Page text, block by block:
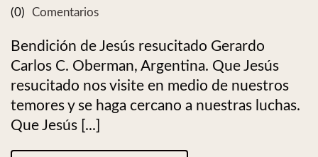
(0)
Comentarios
Bendición de Jesús resucitado Gerardo
Carlos C. Oberman, Argentina. Que Jesús
resucitado nos visite en medio de nuestros
temores y se haga cercano a nuestras luchas.
Que Jesús [...]